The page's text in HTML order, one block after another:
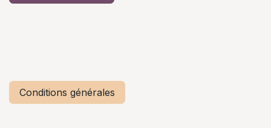
Conditions générales